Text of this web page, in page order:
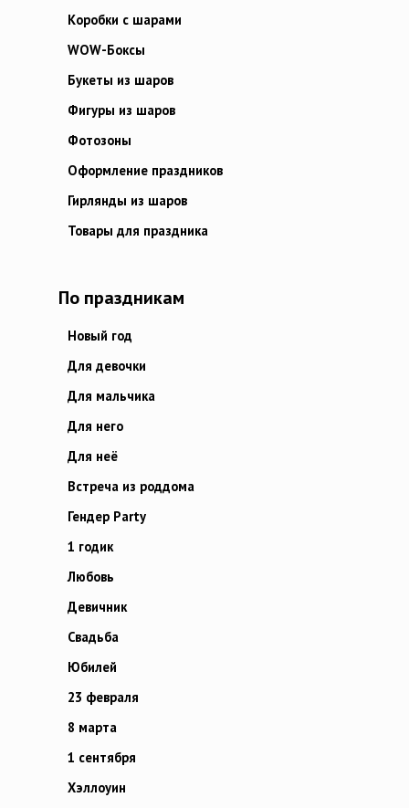
Коробки с шарами
WOW-Боксы
Букеты из шаров
Фигуры из шаров
Фотозоны
Оформление праздников
Гирлянды из шаров
Товары для праздника
По праздникам
Новый год
Для девочки
Для мальчика
Для него
Для неё
Встреча из роддома
Гендер Party
1 годик
Любовь
Девичник
Свадьба
Юбилей
23 февраля
8 марта
1 сентября
Хэллоуин